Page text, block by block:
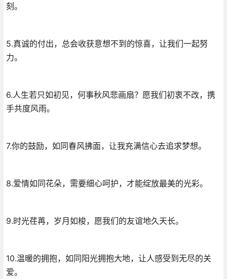
刻。
5.真诚的付出，总会收获意想不到的惊喜，让我们一起努
力。
6.人生若只如初见，何事秋风悲画扇？愿我们初衷不改，携
手共度风雨。
7.你的鼓励，如同春风拂面，让我充满信心去追求梦想。
8.爱情如同花朵，需要细心呵护，才能绽放最美的光彩。
9.时光荏苒，岁月如梭，愿我们的友谊地久天长。
10.温暖的拥抱，如同阳光拥抱大地，让人感受到无尽的关
爱。